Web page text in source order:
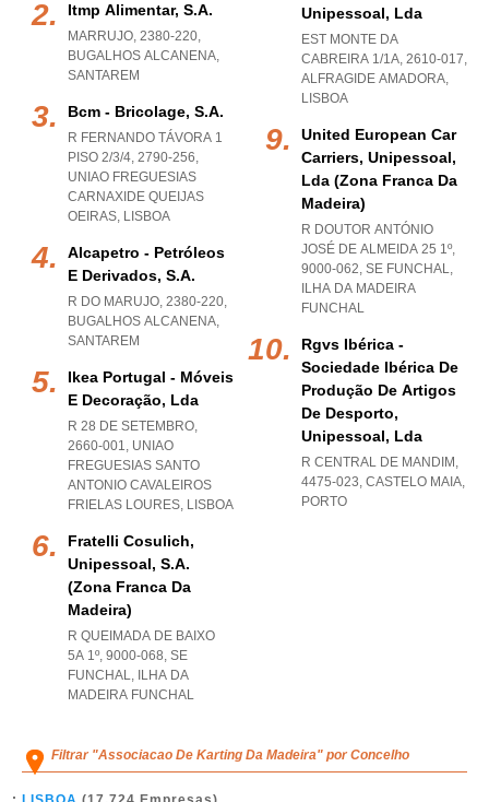
Itmp Alimentar, S.a.
MARRUJO, 2380-220,
BUGALHOS ALCANENA,
SANTAREM
Bcm - Bricolage, S.a.
R FERNANDO TÁVORA 1
PISO 2/3/4, 2790-256,
UNIAO FREGUESIAS
CARNAXIDE QUEIJAS
OEIRAS, LISBOA
Alcapetro - Petróleos
E Derivados, S.a.
R DO MARUJO, 2380-220,
BUGALHOS ALCANENA,
SANTAREM
Ikea Portugal - Móveis
E Decoração, Lda
R 28 DE SETEMBRO,
2660-001, UNIAO
FREGUESIAS SANTO
ANTONIO CAVALEIROS
FRIELAS LOURES, LISBOA
Fratelli Cosulich,
Unipessoal, S.a.
(zona Franca Da
Madeira)
R QUEIMADA DE BAIXO
5A 1º, 9000-068, SE
FUNCHAL, ILHA DA
MADEIRA FUNCHAL
Unipessoal, Lda
EST MONTE DA
CABREIRA 1/1A, 2610-017,
ALFRAGIDE AMADORA,
LISBOA
United European Car
Carriers, Unipessoal,
Lda (zona Franca Da
Madeira)
R DOUTOR ANTÓNIO
JOSÉ DE ALMEIDA 25 1º,
9000-062, SE FUNCHAL,
ILHA DA MADEIRA
FUNCHAL
Rgvs Ibérica -
Sociedade Ibérica De
Produção De Artigos
De Desporto,
Unipessoal, Lda
R CENTRAL DE MANDIM,
4475-023, CASTELO MAIA,
PORTO
Filtrar "Associacao De Karting Da Madeira" por Concelho